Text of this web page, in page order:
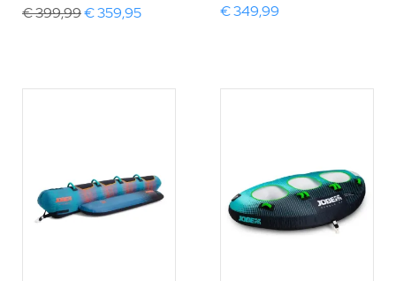
€ 399,99€ 359,95 € 349,99